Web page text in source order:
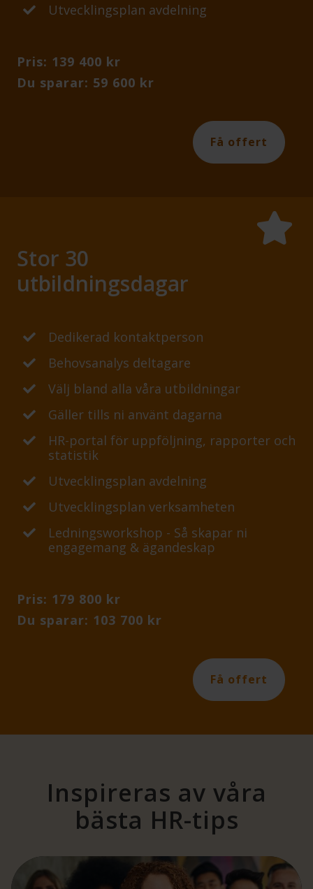
Utvecklingsplan avdelning
Pris: 139 400 kr
Du sparar: 59 600 kr
Få offert
Stor 30
utbildningsdagar
Dedikerad kontaktperson
Behovsanalys deltagare
Välj bland alla våra utbildningar
Gäller tills ni använt dagarna
HR-portal för uppföljning, rapporter och
statistik
Utvecklingsplan avdelning
Utvecklingsplan verksamheten
Ledningsworkshop - Så skapar ni
engagemang & ägandeskap
Pris: 179 800 kr
Du sparar: 103 700 kr
Få offert
Inspireras av våra
bästa HR-tips